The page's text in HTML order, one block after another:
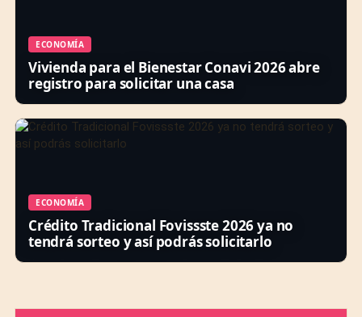
ECONOMÍA
Vivienda para el Bienestar Conavi 2026 abre
registro para solicitar una casa
ECONOMÍA
Crédito Tradicional Fovissste 2026 ya no
tendrá sorteo y así podrás solicitarlo